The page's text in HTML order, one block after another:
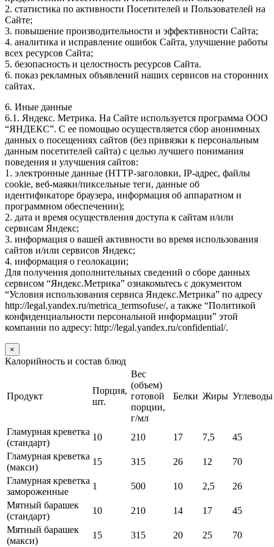
2. статистика по активности Посетителей и Пользователей на
Сайте;
3. повышение производительности и эффективности Сайта;
4. аналитика и исправление ошибок Сайта, улучшение работы
всех ресурсов Сайта;
5. безопасность и целостность ресурсов Сайта.
6. показ рекламных объявлений наших сервисов на сторонних
сайтах.
6. Иные данные
6.1. Яндекс. Метрика. На Сайте используется программа ООО
“ЯНДЕКС”. С ее помощью осуществляется сбор анонимных
данных о посещениях сайтов (без привязки к персональным
данным посетителей сайта) с целью лучшего понимания
поведения и улучшения сайтов:
1. электронные данные (HTTP-заголовки, IP-адрес, файлы
cookie, веб-маяки/пиксельные теги, данные об
идентификаторе браузера, информация об аппаратном и
программном обеспечении);
2. дата и время осуществления доступа к сайтам и/или
сервисам Яндекс;
3. информация о вашей активности во время использования
сайтов и/или сервисов Яндекс;
4. информация о геолокации;
Для получения дополнительных сведений о сборе данных
сервисом “Яндекс.Метрика” ознакомьтесь с документом
“Условия использования сервиса Яндекс.Метрика” по адресу
http://legal.yandex.ru/metrica_termsofuse/, а также “Политикой
конфиденциальности персональной информации” этой
компании по адресу: http://legal.yandex.ru/confidential/.
×
Калорийность и состав блюд
Продукт
Порция,
шт.
Вес
(объем)
готовой
порции,
г/мл
Белки Жиры Углеводы
Гламурная креветка
(стандарт)
10 210 17 7,5
45
Гламурная креветка
(макси)
15 315 26 12
70
Гламурная креветка
замороженные
1 500 10 2,5
26
Мятный барашек
(стандарт)
10 210 14 17
45
Мятный барашек
(макси)
15 315 20 25
70